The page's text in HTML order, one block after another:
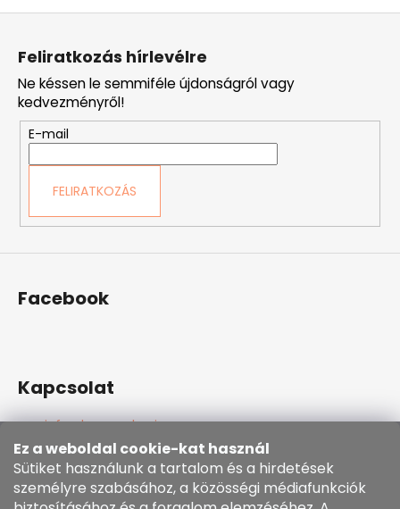
Ez a weboldal cookie-kat használ
Sütiket használunk a tartalom és a hirdetések
személyre szabásához, a közösségi médiafunkciók
L
Feliratkozás hírlevélre
Ne késsen le semmiféle újdonságról vagy
kedvezményről!
E-mail
FELIRATKOZÁS
Facebook
Kapcsolat
info@kozenezbozi.com
381281747, 603225633
603225633
https://www.facebook.com/kozenezbozi/